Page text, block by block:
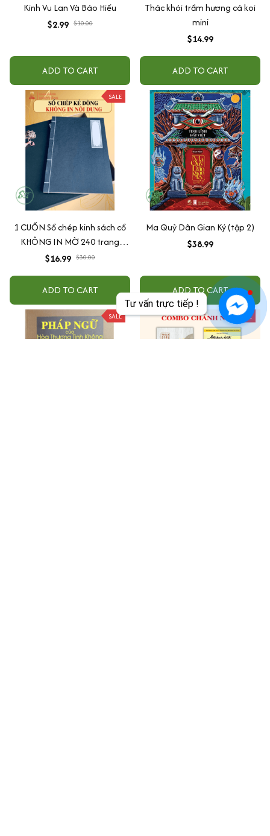
Tư vấn trực tiếp !
Kinh Vu Lan Và Báo Hiếu
$2.99 $10.00
ADD TO CART
Thác khói trầm hương cá koi
mini
$14.99
ADD TO CART
SALE
1 CUỐN Sổ chép kinh sách cổ
KHÔNG IN MỜ 240 trang
(không kèm hộp)
$16.99 $30.00
ADD TO CART
Ma Quỷ Dân Gian Ký (tập 2)
$38.99
ADD TO CART
SALE SALE